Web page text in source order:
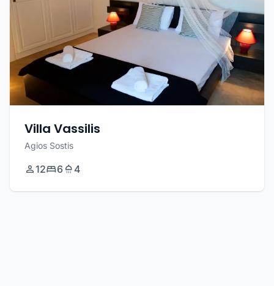
Villa Vassilis
Agios Sostis
12 6 4